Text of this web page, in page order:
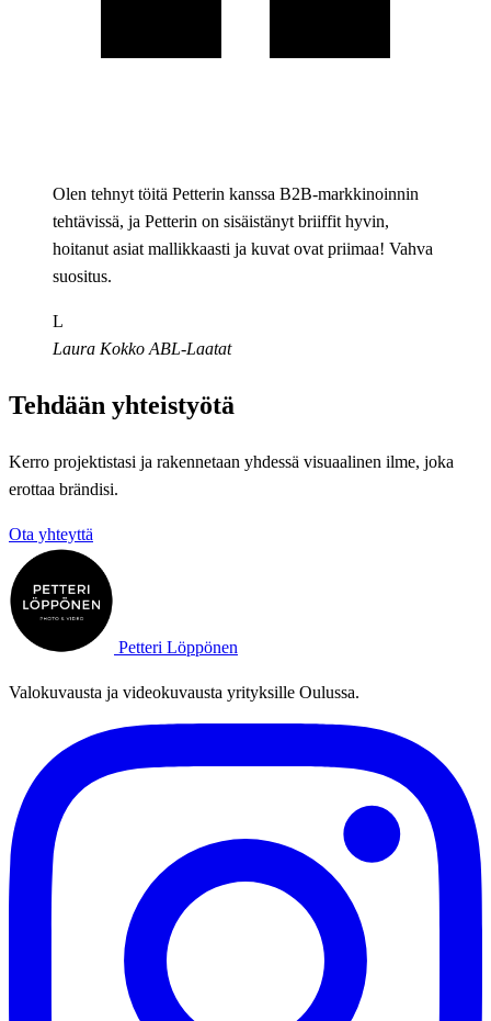
Olen tehnyt töitä Petterin kanssa B2B-markkinoinnin
tehtävissä, ja Petterin on sisäistänyt briiffit hyvin,
hoitanut asiat mallikkaasti ja kuvat ovat priimaa! Vahva
suositus.
L
Laura Kokko ABL-Laatat
Tehdään yhteistyötä
Kerro projektistasi ja rakennetaan yhdessä visuaalinen ilme, joka
erottaa brändisi.
Ota yhteyttä
Petteri Löppönen
Valokuvausta ja videokuvausta yrityksille Oulussa.